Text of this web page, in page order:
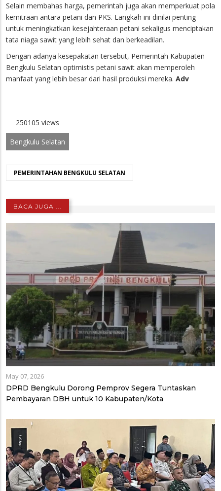
Selain membahas harga, pemerintah juga akan memperkuat pola
kemitraan antara petani dan PKS. Langkah ini dinilai penting
untuk meningkatkan kesejahteraan petani sekaligus menciptakan
tata niaga sawit yang lebih sehat dan berkeadilan.
Dengan adanya kesepakatan tersebut, Pemerintah Kabupaten
Bengkulu Selatan optimistis petani sawit akan memperoleh
manfaat yang lebih besar dari hasil produksi mereka. Adv
250105 views
Bengkulu Selatan
PEMERINTAHAN BENGKULU SELATAN
BACA JUGA ...
May 07, 2026
DPRD Bengkulu Dorong Pemprov Segera Tuntaskan
Pembayaran DBH untuk 10 Kabupaten/Kota